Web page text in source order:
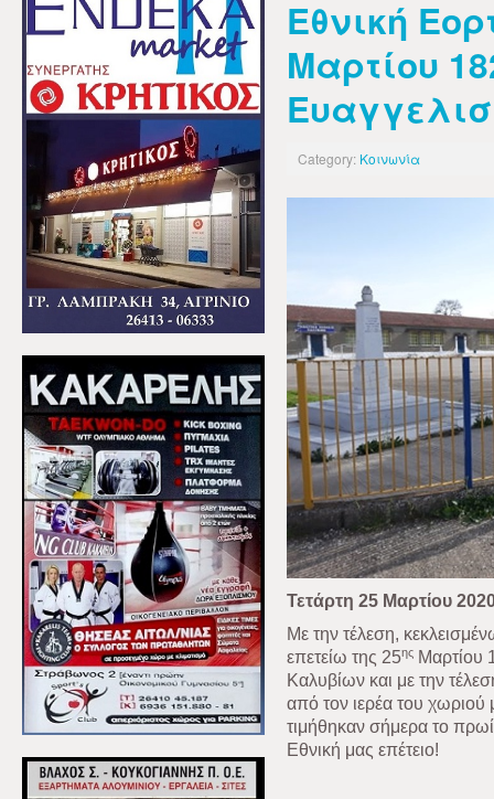
Εθνική
Μαρτίου
Category: Κοινωνία
Τετάρτη 25 Μαρτίου
Με την τέλεση,
επετείω της 25ης Μαρτίου
Καλυβίων και με την
από τον ιερέα του
τιμήθηκαν σήμερα το
Εθνική μας επέτειο!